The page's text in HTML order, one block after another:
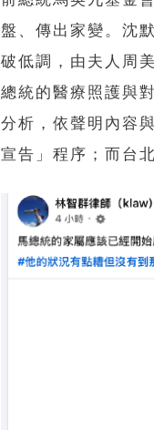
盤、傳出家變。沈
破低調，由夫人周
總統的醫療照護與
分析，依聲明內容
宣告」程序；而台